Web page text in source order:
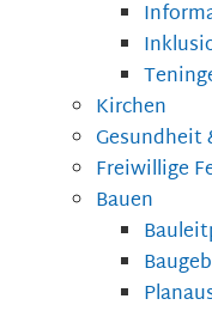
Kirchen
Gesundheit
Freiwillige
Bauen